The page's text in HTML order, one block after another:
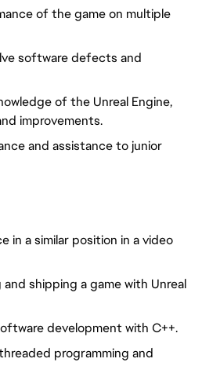
of the game on multiple
software defects and
of the Unreal Engine,
improvements.
and assistance to junior
in a similar position in a video
shipping a game with Unreal
development with C++.
programming and